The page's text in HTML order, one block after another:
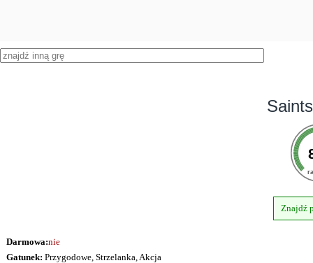
Znajdź
Darmowa:nie
Gatunek: Przygodowe, Strzelanka, Akcja